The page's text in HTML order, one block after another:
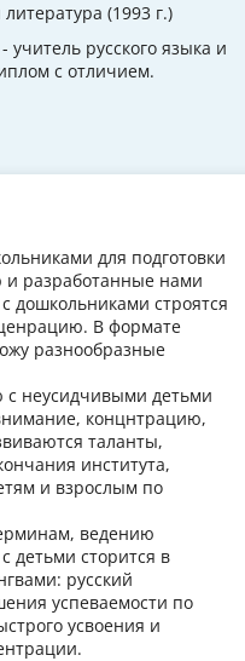
(1993 г.)
учитель русского языка и
с отличием.
для подготовки
и разработанные нами
дошкольниками строятся
В формате
разнообразные
с неусидчивыми детьми
концнтрацию,
таланты,
института,
и взрослым по
ведению
детьми сторится в
русский
успеваемости по
усвоения и